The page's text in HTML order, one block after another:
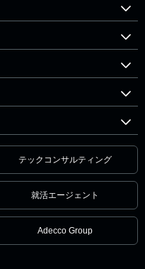
テックコンサルティング
就活エージェント
Adecco Group